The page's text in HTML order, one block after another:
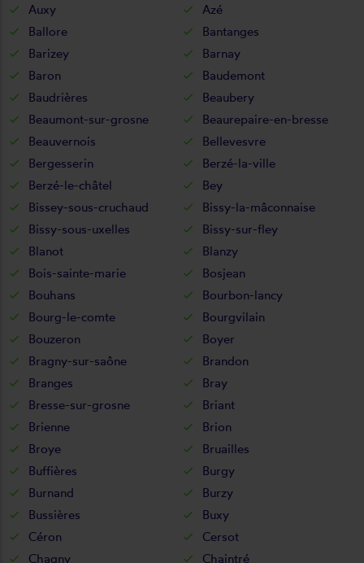
Auxy
Azé
Ballore
Bantanges
Barizey
Barnay
Baron
Baudemont
Baudrières
Beaubery
Beaumont-sur-grosne
Beaurepaire-en-bresse
Beauvernois
Bellevesvre
Bergesserin
Berzé-la-ville
Berzé-le-châtel
Bey
Bissey-sous-cruchaud
Bissy-la-mâconnaise
Bissy-sous-uxelles
Bissy-sur-fley
Blanot
Blanzy
Bois-sainte-marie
Bosjean
Bouhans
Bourbon-lancy
Bourg-le-comte
Bourgvilain
Bouzeron
Boyer
Bragny-sur-saône
Brandon
Branges
Bray
Bresse-sur-grosne
Briant
Brienne
Brion
Broye
Bruailles
Buffières
Burgy
Burnand
Burzy
Bussières
Buxy
Céron
Cersot
Chagny
Chaintré